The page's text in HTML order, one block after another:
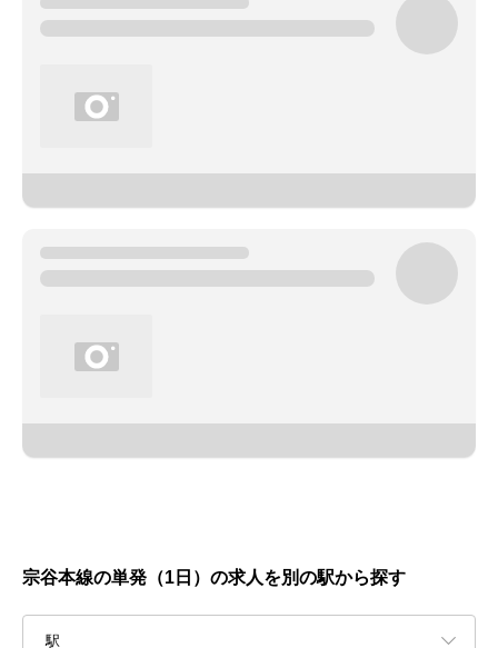
宗谷本線の単発（1日）の求人を別の駅から探す
駅